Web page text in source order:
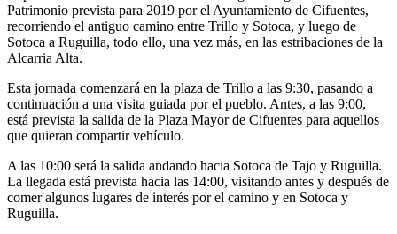
Patrimonio prevista para 2019 por el Ayuntamiento de Cifuentes,
recorriendo el antiguo camino entre Trillo y Sotoca, y luego de
Sotoca a Ruguilla, todo ello, una vez más, en las estribaciones de la
Alcarria Alta.
Esta jornada comenzará en la plaza de Trillo a las 9:30, pasando a
continuación a una visita guiada por el pueblo. Antes, a las 9:00,
está prevista la salida de la Plaza Mayor de Cifuentes para aquellos
que quieran compartir vehículo.
A las 10:00 será la salida andando hacia Sotoca de Tajo y Ruguilla.
La llegada está prevista hacia las 14:00, visitando antes y después de
comer algunos lugares de interés por el camino y en Sotoca y
Ruguilla.